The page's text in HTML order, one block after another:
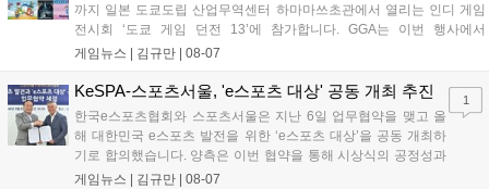
까지 일본 도쿄도립 산업무역센터 하마마쓰초관에서 열리는 인디 게임
전시회 ‘도쿄 게임 던전 13’에 참가합니다. GGA는 이번 행사에서
‘JALECO ARCADE COLLECTION’ 시리즈의 미공개 작품 12종을 최초
입니다. 시연 참여 관람객에게는 선착순으로 특별 굿즈를 증정하며, 인
디 게임 생태계 활성화와 신규 타이틀 반응 확인을 목표로 합니다....
게임뉴스 | 김규만 08-07
KeSPA-스포츠서울, 'e스포츠 대상' 공동 개최 추진
한국e스포츠협회와 스포츠서울은 지난 6일 업무협약을 맺고 올
해 대한민국 e스포츠 발전을 위한 ‘e스포츠 대상’을 공동 개최하
기로 합의했습니다. 양측은 이번 협약을 통해 시상식의 공정성과
전문성을 강화하고 MZ세대를 겨냥한 미디어 영향력을 확대해 e
게임뉴스 | 김규만 08-07
1